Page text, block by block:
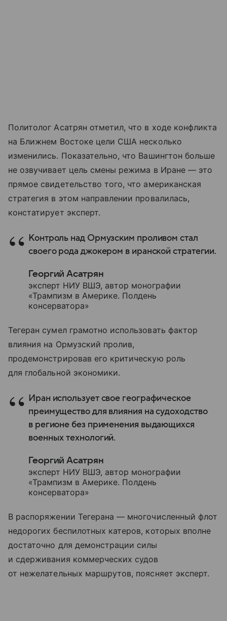
Политолог Асатрян отметил, что в ходе конфликта
на Ближнем Востоке цели США несколько
изменились. Показательно, что Вашингтон больше
не озвучивает цель смены режима в Иране — это
прямое свидетельство того, что американская
стратегия в этом направлении провалилась,
констатирует эксперт.
Контроль над Ормузским проливом стал
своего рода джокером в иранской стратегии.
Георгий Асатрян
эксперт НИУ ВШЭ, автор монографии
«Трампизм в Америке. Полдень
консерватора»
Тегеран сумел грамотно использовать фактор
влияния на Ормузский пролив,
продемонстрировав его критическую роль
для глобальной экономики.
Иран использует свое географическое
преимущество для влияния на судоходство
в регионе без применения выдающихся
военных технологий.
Георгий Асатрян
эксперт НИУ ВШЭ, автор монографии
«Трампизм в Америке. Полдень
консерватора»
В распоряжении Тегерана — многочисленный флот
недорогих беспилотных катеров, которых вполне
достаточно для демонстрации силы
и сдерживания коммерческих судов
от нежелательных маршрутов, поясняет эксперт.